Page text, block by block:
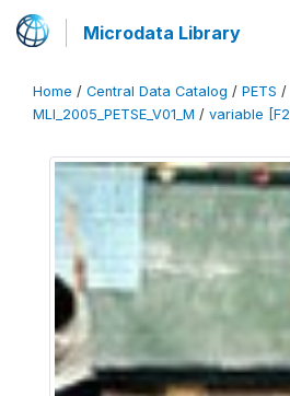
Microdata Library
Home / Central Data Catalog / PETS /
MLI_2005_PETSE_V01_M / variable [F2]